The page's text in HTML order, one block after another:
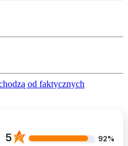
od faktycznych
5 92%